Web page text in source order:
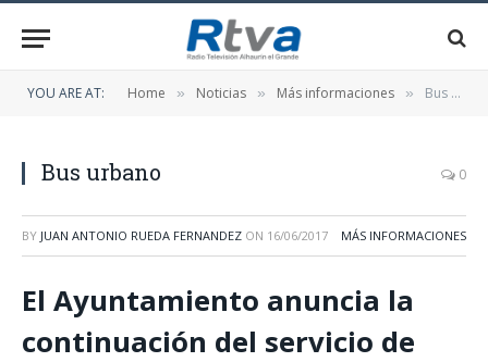
YOU ARE AT: Home » Noticias » Más informaciones » Bus urbano
Bus urbano 0
BY JUAN ANTONIO RUEDA FERNANDEZ ON 16/06/2017 MÁS INFORMACIONES
El Ayuntamiento anuncia la
continuación del servicio de